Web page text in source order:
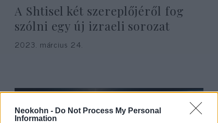
Neokohn - Do Not Process My Personal
Information
A Shtisel két szereplőjéről fog
szólni egy új izraeli sorozat
2023. március 24.